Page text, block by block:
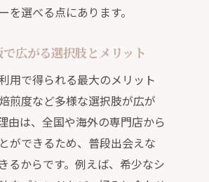
家焙煎コーヒー購入術
法
通販でコスパを比較するポ
販サービスで賢くコーヒー
のコスパと品質を通販で両
を選べる点にあります。
広がる選択肢とメリット
用で得られる最大のメリット
煎度など多様な選択肢が広が
由は、全国や海外の専門店から
ができるため、普段出会えな
るからです。例えば、希少なシ